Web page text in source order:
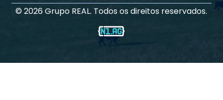
©2026Grupo REAL. Todos os direitos reservados.